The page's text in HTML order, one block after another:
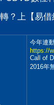
？上【易
今年連
https://
Call of
2016年